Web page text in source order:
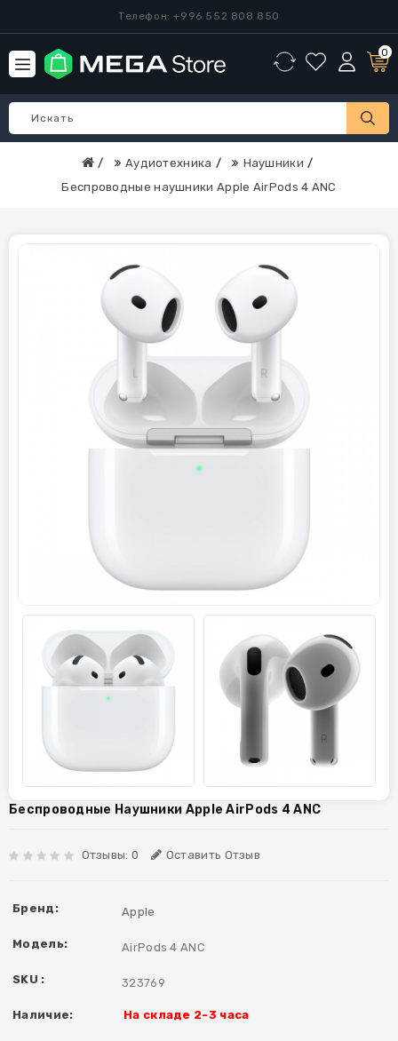
Телефон: +996 552 808 850
0
Аудиотехника
Наушники
Беспроводные наушники Apple AirPods 4 ANC
Беспроводные Наушники Apple AirPods 4 ANC
Отзывы: 0 Оставить Отзыв
Бренд: Apple
Модель: AirPods 4 ANC
SKU : 323769
Наличие: На складе 2-3 часа